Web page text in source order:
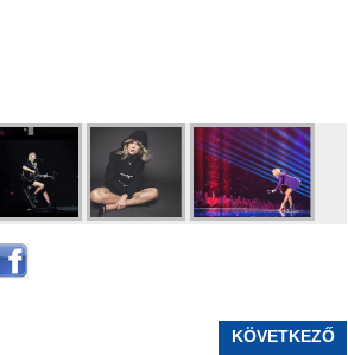
KÖVETKEZŐ